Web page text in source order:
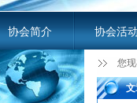
协会简介 协会活
业余无线电服
您现